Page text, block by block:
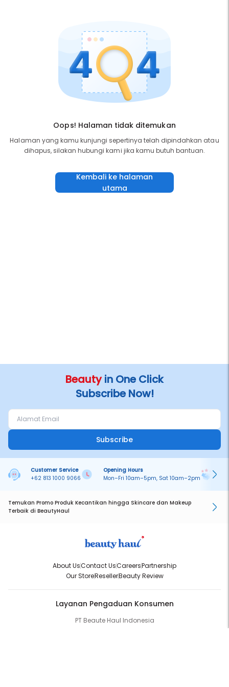
Oops! Halaman tidak ditemukan
Halaman yang kamu kunjungi sepertinya telah dipindahkan atau
dihapus, silakan hubungi kami jika kamu butuh bantuan.
Kembali ke halaman
utama
Beautyin One Click
Subscribe Now!
Subscribe
Customer Service
+62 813 1000 9066
Opening Hours
Mon–Fri 10am–5pm, Sat 10am–2pm
Temukan Promo Produk Kecantikan hingga Skincare dan Makeup
Terbaik di BeautyHaul
About UsContact UsCareersPartnership
Our StoreResellerBeauty Review
Layanan Pengaduan Konsumen
PT Beaute Haul Indonesia